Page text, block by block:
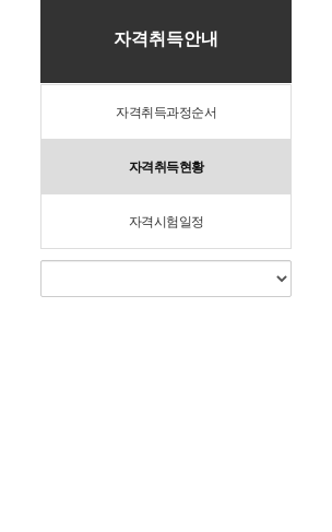
자격취득안내
자격취득과정순서
자격취득현황
자격시험일정